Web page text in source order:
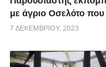
με άγριο Οσελότο που
7 ΔΕΚΕΜΒΡΊΟΥ, 2023